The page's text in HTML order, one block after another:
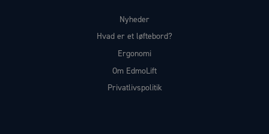
Nyheder
Hvad er et løftebord?
Ergonomi
Om EdmoLift
Privatlivspolitik